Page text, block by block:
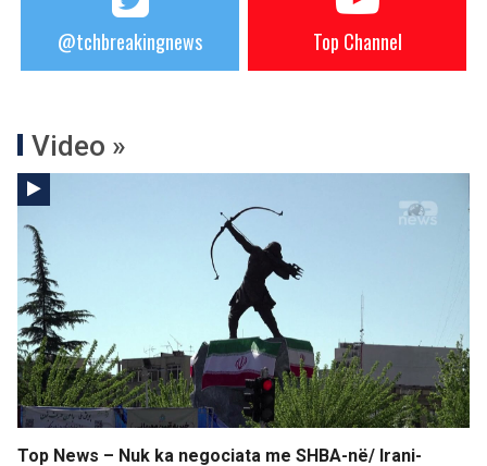
@tchbreakingnews Top Channel
Video »
Top News – Nuk ka negociata me SHBA-në/ Irani-